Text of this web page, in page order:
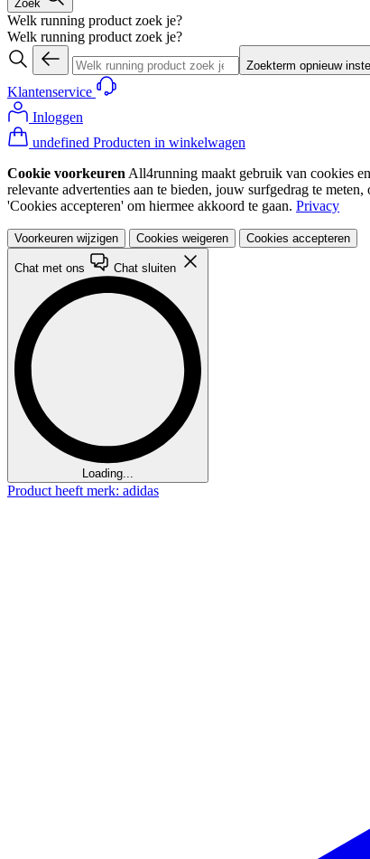
Zoek
Welk running product zoek je?
Welk running product zoek je?
Zoekterm opnieuw
Klantenservice
Inloggen
undefined Producten in winkelwagen
Cookie voorkeuren All4running maakt gebruik van cookies
relevante advertenties aan te bieden, jouw surfgedrag te
'Cookies accepteren' om hiermee akkoord te gaan. Privacy
Voorkeuren wijzigen Cookies weigeren Cookies accepteren
Chat met ons Chat sluiten
Loading...
Product heeft merk: adidas